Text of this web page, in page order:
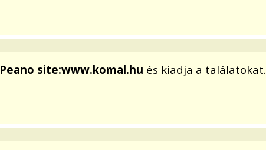
Peano site:www.komal.hu és kiadja a találatokat.